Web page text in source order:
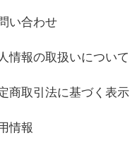
い合わせ
情報の取扱いについて
商取引法に基づく表示
情報